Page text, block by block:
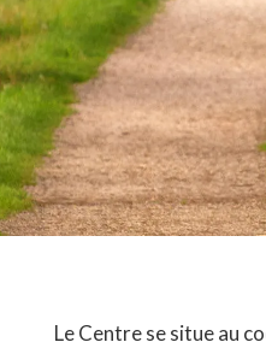
Le Centre se situe au